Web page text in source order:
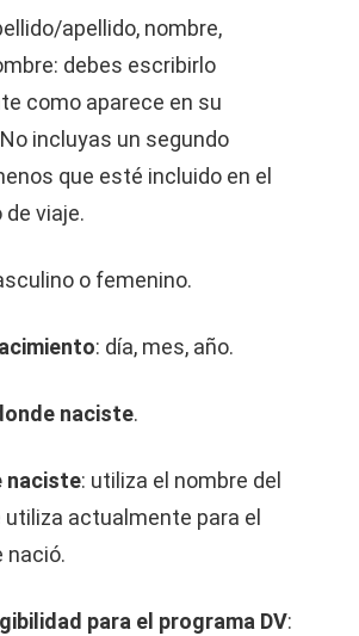
apellido, nombre,
debes escribirlo
como aparece en su
incluyas un segundo
que esté incluido en el
viaje.
o femenino.
: día, mes, año.
naciste.
naciste: utiliza el nombre del
utiliza actualmente para el
nació.
para el programa DV: